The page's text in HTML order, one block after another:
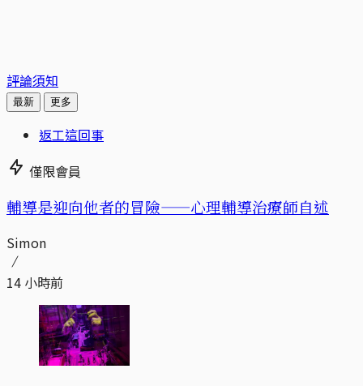
評論須知
最新 更多
返工這回事
僅限會員
輔導是迎向他者的冒險——心理輔導治療師自述
Simon
14 小時前